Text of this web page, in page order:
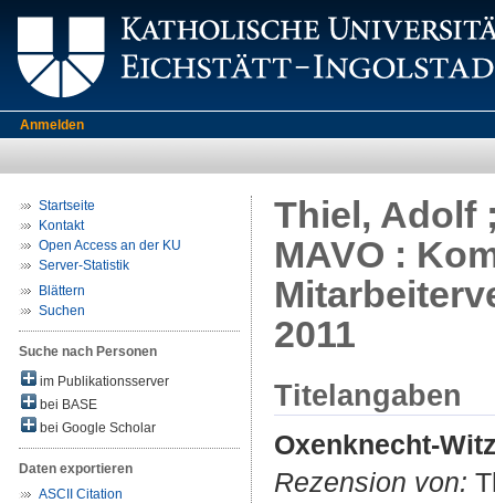
Anmelden
Startseite
Kontakt
Open Access an der KU
Server-Statistik
Blättern
Suchen
Suche nach Personen
im Publikationsserver
bei BASE
bei Google Scholar
Daten exportieren
ASCII Citation
Thiel, Adolf
MAVO :
2011
Titelangaben
Oxenknecht-
Rezension von: